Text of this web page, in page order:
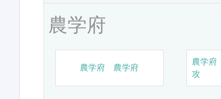
農学府
農学府 農学府
農学
攻